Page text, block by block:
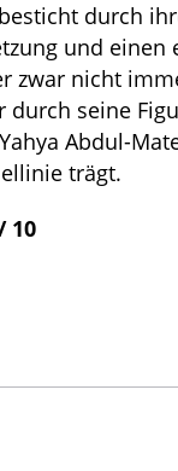
durch
und einen
zwar nicht
durch seine
Abdul-
trägt.
10